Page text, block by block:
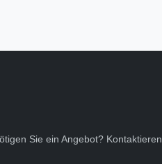
Sie ein Angebot? Kontaktieren